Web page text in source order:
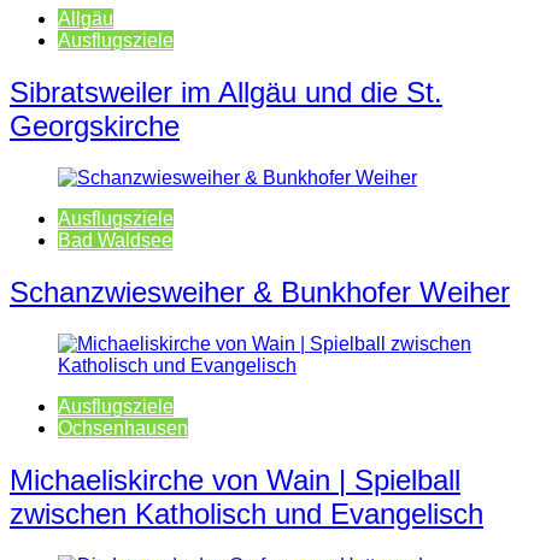
Allgäu
Ausflugsziele
Sibratsweiler im Allgäu und die St.
Georgskirche
Ausflugsziele
Bad Waldsee
Schanzwiesweiher & Bunkhofer Weiher
Ausflugsziele
Ochsenhausen
Michaeliskirche von Wain | Spielball
zwischen Katholisch und Evangelisch